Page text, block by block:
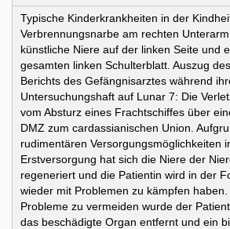
Typische Kinderkrankheiten in der
Verbrennungsnarbe am rechten
künstliche Niere auf der linken Seite und
gesamten linken Schulterblatt. Auszug
Berichts des Gefängnisarztes während
Untersuchungshaft auf Lunar 7: Die
vom Absturz eines Frachtschiffes über
DMZ zum cardassianischen Union.
rudimentären Versorgungsmöglichkeiten
Erstversorgung hat sich die Niere der
regeneriert und die Patientin wird in der
wieder mit Problemen zu kämpfen
Probleme zu vermeiden wurde der
das beschädigte Organ entfernt und ein